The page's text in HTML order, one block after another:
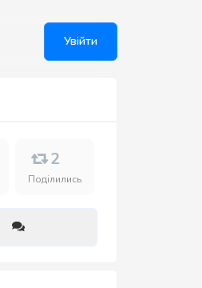
Увійти
2
Поділились